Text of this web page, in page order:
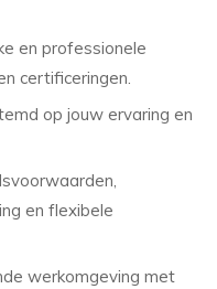
en professionele
certificeringen.
op jouw ervaring en
en flexibele
werkomgeving met